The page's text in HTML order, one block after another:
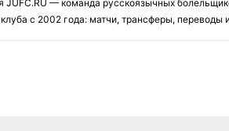
JUFC.RU — команда русскоязычных
с 2002 года: матчи, трансферы, переводы